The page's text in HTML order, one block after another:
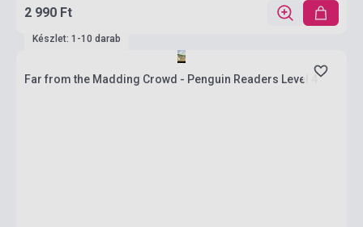
2 990 Ft
Készlet: 1-10 darab
Far from the Madding Crowd - Penguin Readers Level 4